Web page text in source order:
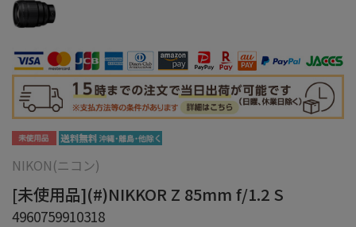
NIKON(ニコン)
[未使用品](#)NIKKOR Z 85mm f/1.2 S
4960759910318